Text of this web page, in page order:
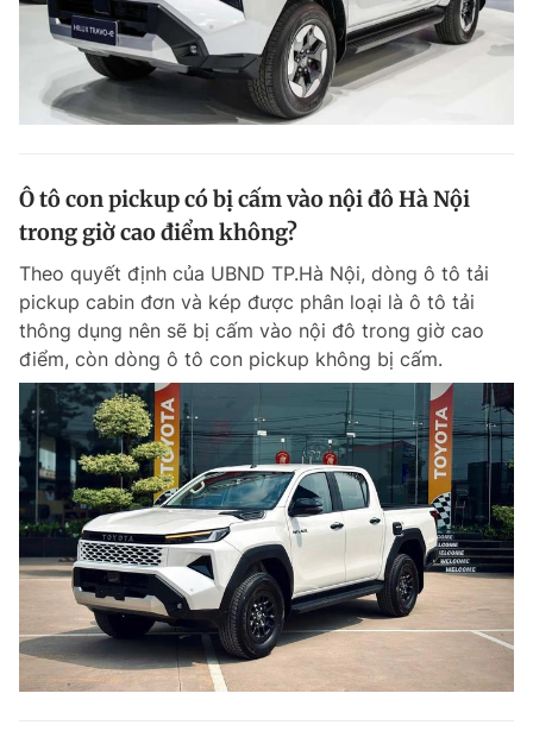
Ô tô con pickup có bị cấm vào nội đô Hà Nội
trong giờ cao điểm không?
Theo quyết định của UBND TP.Hà Nội, dòng ô tô tải
pickup cabin đơn và kép được phân loại là ô tô tải
thông dụng nên sẽ bị cấm vào nội đô trong giờ cao
điểm, còn dòng ô tô con pickup không bị cấm.